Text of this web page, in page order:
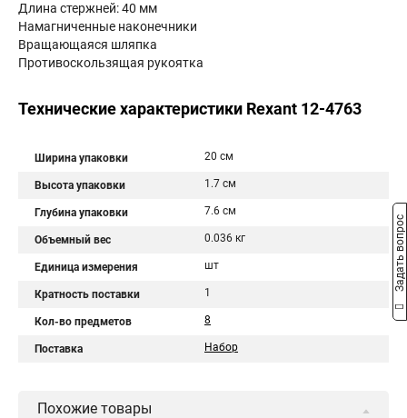
Длина стержней: 40 мм
Намагниченные наконечники
Вращающаяся шляпка
Противоскользящая рукоятка
Технические характеристики Rexant 12-4763
Ширина упаковки 20 см
Высота упаковки 1.7 см
Глубина упаковки 7.6 см
Объемный вес 0.036 кг
Единица измерения шт
Кратность поставки 1
Кол-во предметов 8
Поставка Набор
Похожие товары
Задать вопрос